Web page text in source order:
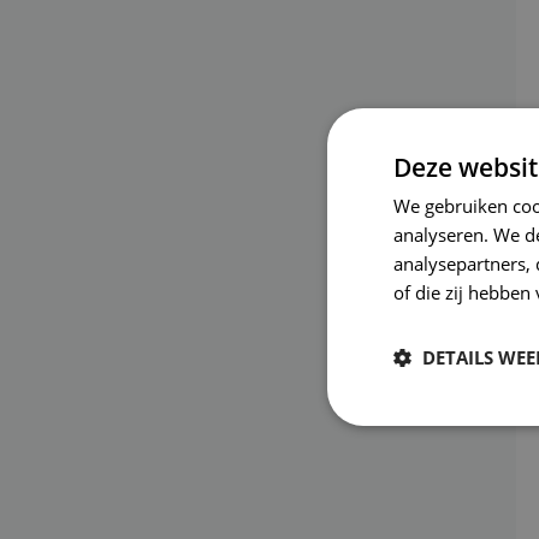
Deze
We gebruiken
analyseren. We
of die zij hebben
DETAILS